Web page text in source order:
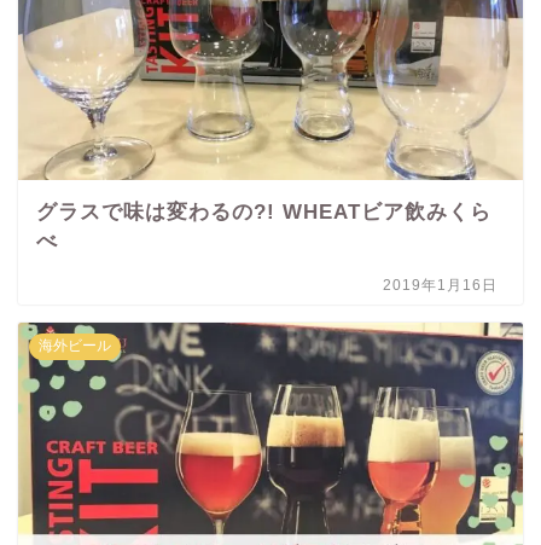
グラスで味は変わるの?! WHEATビア飲みくら
べ
2019年1月16日
海外ビール